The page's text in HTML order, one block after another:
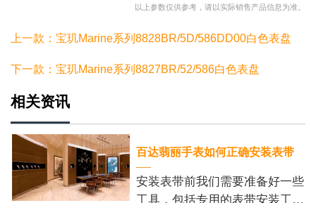
以上参数仅供参考，请以实际销售产品信息为准。
上一款：宝玑Marine系列8828BR/5D/586DD00白色表盘
下一款：宝玑Marine系列8827BR/52/586白色表盘
相关资讯
百达翡丽手表如何正确安装表带
安装表带前我们需要准备好一些
工具，包括专用的表带安装工